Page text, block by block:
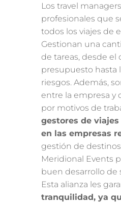
Los travel
profesionales que
todos los viajes de
Gestionan una
de tareas, desde el
presupuesto hasta
riesgos. Además,
entre la empresa y
por motivos de
gestores de
en las empresas
gestión de
Meridional Events
buen desarrollo de
Esta alianza les
tranquilidad, ya